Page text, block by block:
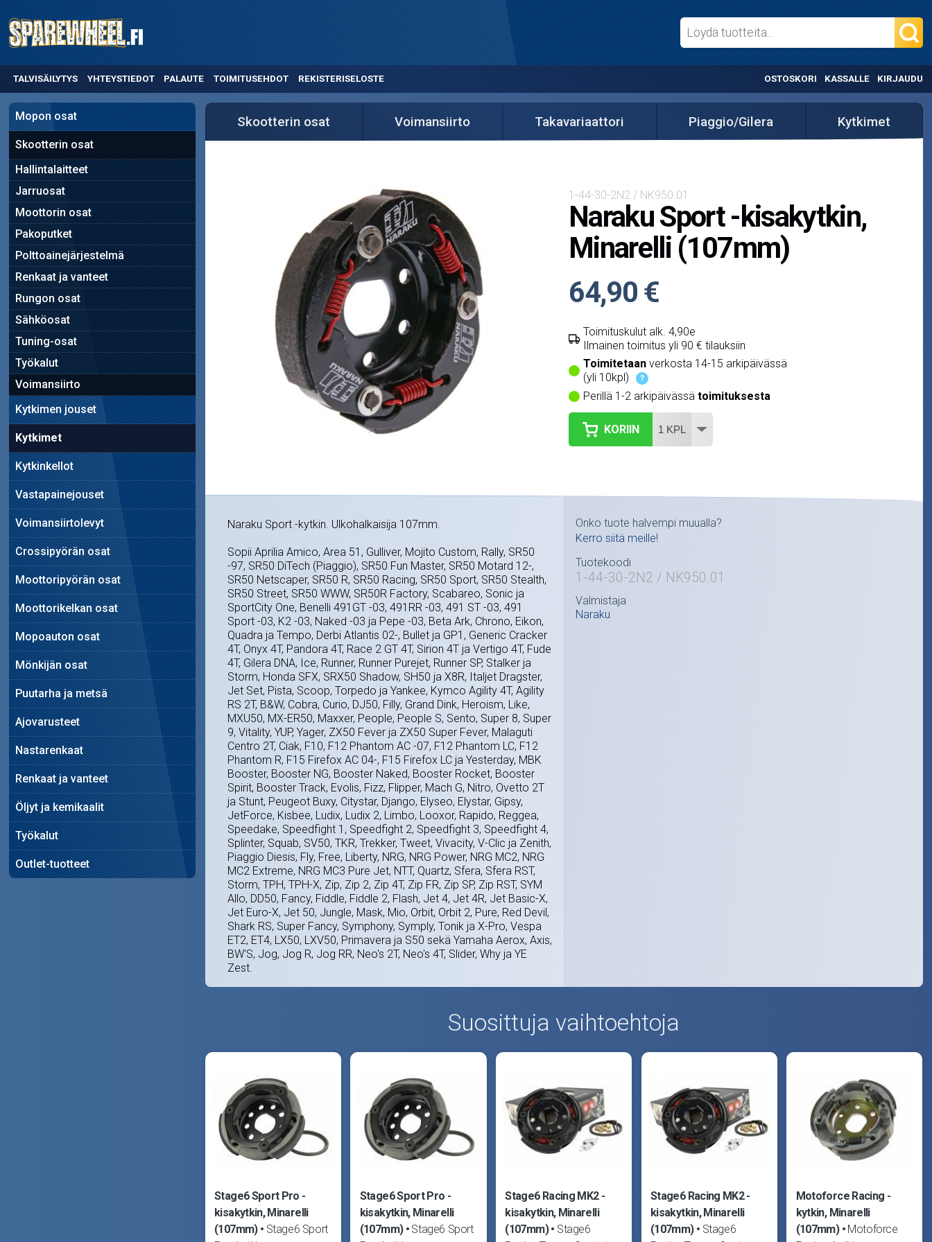
TALVISÄILYTYS YHTEYSTIEDOT PALAUTE TOIMITUSEHDOT REKISTERISELOSTE OSTOSKORI KASSALLE KIRJAUDU
Mopon osat
Skootterin osat
Hallintalaitteet
Jarruosat
Moottorin osat
Pakoputket
Polttoainejärjestelmä
Renkaat ja vanteet
Rungon osat
Sähköosat
Tuning-osat
Työkalut
Voimansiirto
Kytkimen jouset
Kytkimet
Kytkinkellot
Vastapainejouset
Voimansiirtolevyt
Crossipyörän osat
Moottoripyörän osat
Moottorikelkan osat
Mopoauton osat
Mönkijän osat
Puutarha ja metsä
Ajovarusteet
Nastarenkaat
Renkaat ja vanteet
Öljyt ja kemikaalit
Työkalut
Outlet-tuotteet
Skootterin osat Voimansiirto Takavariaattori Piaggio/Gilera Kytkimet
1-44-30-2N2 / NK950.01
Naraku Sport -kisakytkin,
Minarelli (107mm)
64,90 €
Toimituskulut alk. 4,90e
Ilmainen toimitus yli 90 € tilauksiin
Toimitetaanverkosta 14-15 arkipäivässä
(yli 10kpl)
?
Perillä 1-2 arkipäivässä toimituksesta
KORIIN
Naraku Sport -kytkin. Ulkohalkaisija 107mm.
Sopii Aprilia Amico, Area 51, Gulliver, Mojito Custom, Rally, SR50
-97, SR50 DiTech (Piaggio), SR50 Fun Master, SR50 Motard 12-,
SR50 Netscaper, SR50 R, SR50 Racing, SR50 Sport, SR50 Stealth,
SR50 Street, SR50 WWW, SR50R Factory, Scabareo, Sonic ja
SportCity One, Benelli 491GT -03, 491RR -03, 491 ST -03, 491
Sport -03, K2 -03, Naked -03 ja Pepe -03, Beta Ark, Chrono, Eikon,
Quadra ja Tempo, Derbi Atlantis 02-, Bullet ja GP1, Generic Cracker
4T, Onyx 4T, Pandora 4T, Race 2 GT 4T, Sirion 4T ja Vertigo 4T, Fude
4T, Gilera DNA, Ice, Runner, Runner Purejet, Runner SP, Stalker ja
Storm, Honda SFX, SRX50 Shadow, SH50 ja X8R, Italjet Dragster,
Jet Set, Pista, Scoop, Torpedo ja Yankee, Kymco Agility 4T, Agility
RS 2T, B&W, Cobra, Curio, DJ50, Filly, Grand Dink, Heroism, Like,
MXU50, MX-ER50, Maxxer, People, People S, Sento, Super 8, Super
9, Vitality, YUP, Yager, ZX50 Fever ja ZX50 Super Fever, Malaguti
Centro 2T, Ciak, F10, F12 Phantom AC -07, F12 Phantom LC, F12
Phantom R, F15 Firefox AC 04-, F15 Firefox LC ja Yesterday, MBK
Booster, Booster NG, Booster Naked, Booster Rocket, Booster
Spirit, Booster Track, Evolis, Fizz, Flipper, Mach G, Nitro, Ovetto 2T
ja Stunt, Peugeot Buxy, Citystar, Django, Elyseo, Elystar, Gipsy,
JetForce, Kisbee, Ludix, Ludix 2, Limbo, Looxor, Rapido, Reggea,
Speedake, Speedfight 1, Speedfight 2, Speedfight 3, Speedfight 4,
Splinter, Squab, SV50, TKR, Trekker, Tweet, Vivacity, V-Clic ja Zenith,
Piaggio Diesis, Fly, Free, Liberty, NRG, NRG Power, NRG MC2, NRG
MC2 Extreme, NRG MC3 Pure Jet, NTT, Quartz, Sfera, Sfera RST,
Storm, TPH, TPH-X, Zip, Zip 2, Zip 4T, Zip FR, Zip SP, Zip RST, SYM
Allo, DD50, Fancy, Fiddle, Fiddle 2, Flash, Jet 4, Jet 4R, Jet Basic-X,
Jet Euro-X, Jet 50, Jungle, Mask, Mio, Orbit, Orbit 2, Pure, Red Devil,
Shark RS, Super Fancy, Symphony, Symply, Tonik ja X-Pro, Vespa
ET2, ET4, LX50, LXV50, Primavera ja S50 sekä Yamaha Aerox, Axis,
BW'S, Jog, Jog R, Jog RR, Neo's 2T, Neo's 4T, Slider, Why ja YE
Zest.
Onko tuote halvempi muualla?
Kerro siitä meille!
Tuotekoodi
1-44-30-2N2 / NK950.01
Valmistaja
Naraku
Suosittuja vaihtoehtoja
Stage6 Sport Pro -
kisakytkin, Minarelli
(107mm)
Stage6 Sport
Stage6 Sport Pro -
kisakytkin, Minarelli
(107mm)
Stage6 Sport
Stage6 Racing MK2 -
kisakytkin, Minarelli
(107mm)
Stage6
Stage6 Racing MK2 -
kisakytkin, Minarelli
(107mm)
Stage6
Motoforce Racing -
kytkin, Minarelli
(107mm)
Motoforce